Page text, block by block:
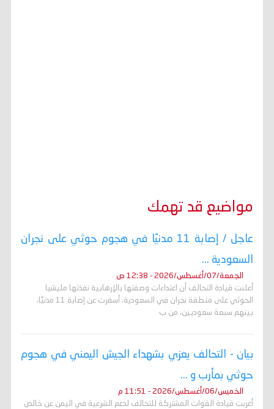
مواضيع قد تهمك
عاجل / إصابة 11 مدنيًا في هجوم حوثي على نجران
السعودية ...
الجمعة/07/أغسطس/2026 - 12:38 ص
أعلنت قيادة التحالف أن اعتداءات وصفتها بالإرهابية نفذتها مليشيا
الحوثي على منطقة نجران في السعودية، أسفرت عن إصابة 11 مدنيًا،
بينهم سبعة سعوديين، من ب
بيان - التحالف يعزي بشهداء الجيش اليمني في هجوم
حوثي بمأرب و ...
الخميس/06/أغسطس/2026 - 11:51 م
أعربت قيادة القوات المشتركة للتحالف لدعم الشرعية في اليمن عن خالص